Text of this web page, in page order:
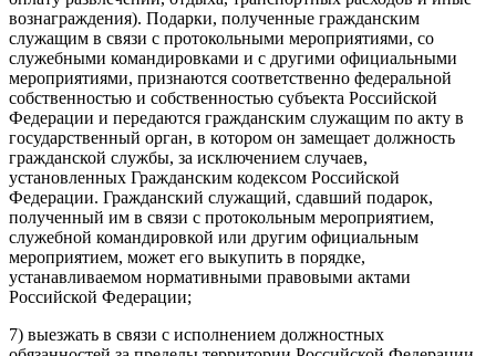
вознаграждения). Подарки, полученные гражданским
служащим в связи с протокольными мероприятиями, со
служебными командировками и с другими официальными
мероприятиями, признаются соответственно федеральной
собственностью и собственностью субъекта Российской
Федерации и передаются гражданским служащим по акту в
государственный орган, в котором он замещает должность
гражданской службы, за исключением случаев,
установленных Гражданским кодексом Российской
Федерации. Гражданский служащий, сдавший подарок,
полученный им в связи с протокольным мероприятием,
служебной командировкой или другим официальным
мероприятием, может его выкупить в порядке,
устанавливаемом нормативными правовыми актами
Российской Федерации;
7) выезжать в связи с исполнением должностных